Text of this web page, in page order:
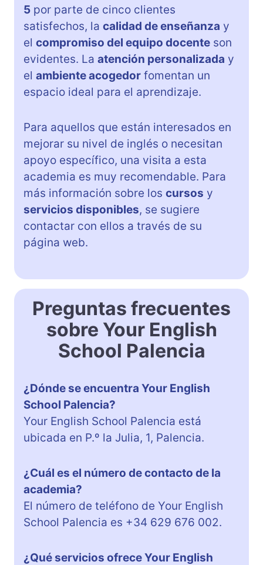
5 por parte de cinco clientes
satisfechos, la calidad de enseñanza y
el compromiso del equipo docente son
evidentes. La atención personalizada y
el ambiente acogedor fomentan un
espacio ideal para el aprendizaje.
Para aquellos que están interesados en
mejorar su nivel de inglés o necesitan
apoyo específico, una visita a esta
academia es muy recomendable. Para
más información sobre los cursos y
servicios disponibles, se sugiere
contactar con ellos a través de su
página web.
Preguntas frecuentes
sobre Your English
School Palencia
¿Dónde se encuentra Your English
School Palencia?
Your English School Palencia está
ubicada en P.º la Julia, 1, Palencia.
¿Cuál es el número de contacto de la
academia?
El número de teléfono de Your English
School Palencia es +34 629 676 002.
¿Qué servicios ofrece Your English